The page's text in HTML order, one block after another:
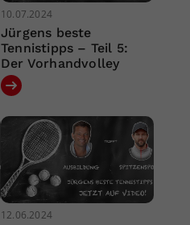
10.07.2024
Jürgens beste
Tennistipps – Teil 5:
Der Vorhandvolley
12.06.2024